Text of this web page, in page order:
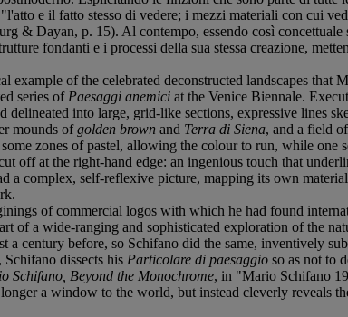
e il fatto stesso di vedere; i mezzi materiali con cui
& Dayan, p. 15). Al contempo, essendo così
fondanti e i processi della sua stessa creazione,
example of the celebrated deconstructed landscapes
series of Paesaggi anemici at the Venice Biennale.
into large, grid-like sections, expressive lines
mounds ofgolden brown and Terra di Siena, and a field of
zones of pastel, allowing the colour to run, while one
off at the right-hand edge: an ingenious touch that
a complex, self-reflexive picture, mapping its own
of commercial logos with which he had found
of a wide-ranging and sophisticated exploration of the
a century before, so Schifano did the same, inventively
dissects his Particolare di paesaggio so as not to
Schifano, Beyond the Monochrome, in "Mario Schifano
a window to the world, but instead cleverly reveals